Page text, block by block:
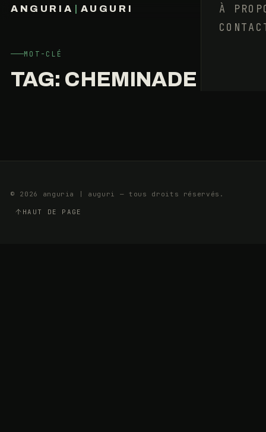
ANGURIA AUGURI
À
MOT-CLÉ
TAG: CHEMINADE
:
PROGRAMME
4
AVRIL
20
MIN
© 2026 anguria | auguri — tous droits réservés.
HAUT DE PAGE